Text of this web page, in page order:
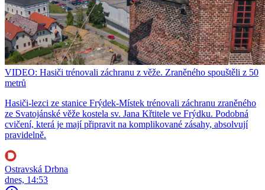
VIDEO: Hasiči trénovali záchranu z věže. Zraněného spouštěli z 50
metrů
Hasiči-lezci ze stanice Frýdek-Místek trénovali záchranu zraněného
ze Svatojánské věže kostela sv. Jana Křtitele ve Frýdku. Podobná
cvičení, která je mají připravit na komplikované zásahy, absolvují
pravidelně.
Ostravská Drbna
dnes, 14:53